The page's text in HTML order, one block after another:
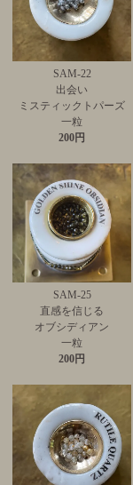
SAM-22
出会い
ミスティックトパーズ
一粒
200円
SAM-25
直感を信じる
オブシディアン
一粒
200円